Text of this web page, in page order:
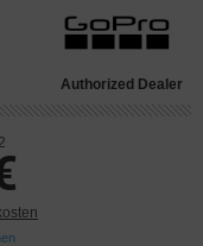
Authorized Dealer